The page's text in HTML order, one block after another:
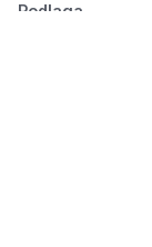
Podlaga